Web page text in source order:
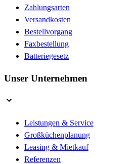
Zahlungsarten
Versandkosten
Bestellvorgang
Faxbestellung
Batteriegesetz
Unser Unternehmen
Leistungen & Service
Großküchenplanung
Leasing & Mietkauf
Referenzen